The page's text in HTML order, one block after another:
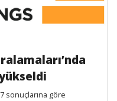
sonuçlarına göre